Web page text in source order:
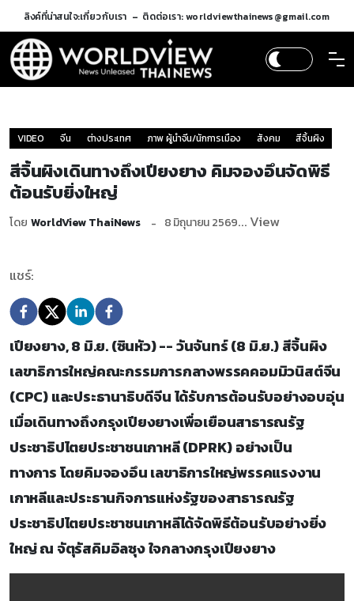
ลิงค์ที่น่าสนใจ:เกี่ยวกับเรา ติดต่อเรา: worldviewthainews@gmail.com
VIDEO จีน ต่างประเทศ ภาพ ผู้นำจีน/นักการเมือง สังคม สีจิ้นผิง
สีจิ้นผิงเดินทางถึงเปียงยาง คิมจองอึนจัดพิธี
ต้อนรับยิ่งใหญ่
โดย WorldView ThaiNews 8 มิถุนายน 2569... View
แชร์:
เปียงยาง, 8 มิ.ย. (ซินหัว) -- วันจันทร์ (8 มิ.ย.) สีจิ้นผิง
เลขาธิการใหญ่คณะกรรมการกลางพรรคคอมมิวนิสต์จีน
(CPC) และประธานาธิบดีจีน ได้รับการต้อนรับอย่างอบอุ่น
เมื่อเดินทางถึงกรุงเปียงยางเพื่อเยือนสาธารณรัฐ
ประชาธิปไตยประชาชนเกาหลี (DPRK) อย่างเป็น
ทางการ โดยคิมจองอึน เลขาธิการใหญ่พรรคแรงงาน
เกาหลีและประธานกิจการแห่งรัฐของสาธารณรัฐ
ประชาธิปไตยประชาชนเกาหลีได้จัดพิธีต้อนรับอย่างยิ่ง
ใหญ่ ณ จัตุรัสคิมอิลซุง ใจกลางกรุงเปียงยาง